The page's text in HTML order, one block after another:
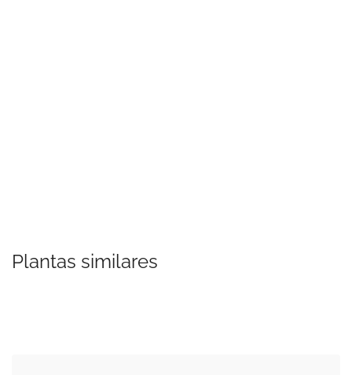
Plantas similares